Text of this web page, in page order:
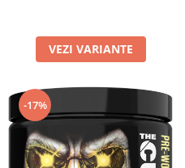
VEZI VARIANTE
-17%